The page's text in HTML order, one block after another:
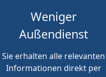
Weniger
Außendienst
Sie erhalten alle relevanten
Informationen direkt per